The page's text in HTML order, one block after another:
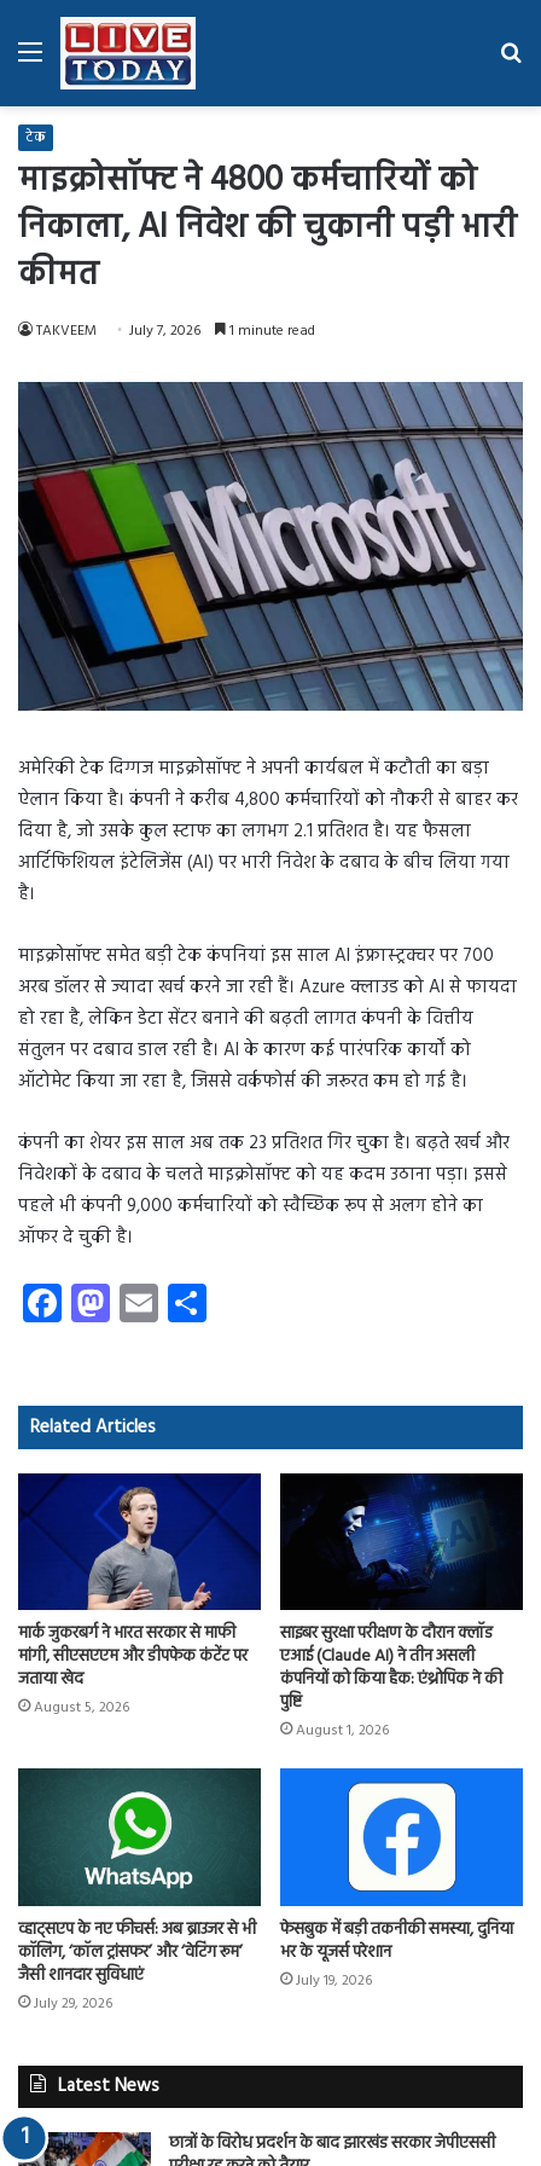
Menu
टेक
माइक्रोसॉफ्ट ने 4800 कर्मचारियों को
निकाला, AI निवेश की चुकानी पड़ी भारी
कीमत
TAKVEEM July 7, 2026 1 minute read
अमेरिकी टेक दिग्गज माइक्रोसॉफ्ट ने अपनी कार्यबल में कटौती का बड़ा
ऐलान किया है। कंपनी ने करीब 4,800 कर्मचारियों को नौकरी से बाहर कर
दिया है, जो उसके कुल स्टाफ का लगभग 2.1 प्रतिशत है। यह फैसला
आर्टिफिशियल इंटेलिजेंस (AI) पर भारी निवेश के दबाव के बीच लिया गया
है।
माइक्रोसॉफ्ट समेत बड़ी टेक कंपनियां इस साल AI इंफ्रास्ट्रक्चर पर 700
अरब डॉलर से ज्यादा खर्च करने जा रही हैं। Azure क्लाउड को AI से फायदा
हो रहा है, लेकिन डेटा सेंटर बनाने की बढ़ती लागत कंपनी के वित्तीय
संतुलन पर दबाव डाल रही है। AI के कारण कई पारंपरिक कार्यों को
ऑटोमेट किया जा रहा है, जिससे वर्कफोर्स की जरूरत कम हो गई है।
कंपनी का शेयर इस साल अब तक 23 प्रतिशत गिर चुका है। बढ़ते खर्च और
निवेशकों के दबाव के चलते माइक्रोसॉफ्ट को यह कदम उठाना पड़ा। इससे
पहले भी कंपनी 9,000 कर्मचारियों को स्वैच्छिक रूप से अलग होने का
ऑफर दे चुकी है।
Fa
ce
o
ok
M
as
d
o
n
E
m
Related Articles
मार्क जुकरबर्ग ने भारत सरकार से माफी
मांगी, सीएसएएम और डीपफेक कंटेंट पर
जताया खेद
August 5, 2026
साइबर सुरक्षा परीक्षण के दौरान क्लॉड
एआई (Claude AI) ने तीन असली
कंपनियों को किया हैक: एंथ्रोपिक ने की
पुष्टि
August 1, 2026
व्हाट्सएप के नए फीचर्स: अब ब्राउजर से भी
कॉलिंग, ‘कॉल ट्रांसफर’ और ‘वेटिंग रूम’
जैसी शानदार सुविधाएं
July 29, 2026
फेसबुक में बड़ी तकनीकी समस्या, दुनिया
भर के यूजर्स परेशान
July 19, 2026
Latest News
छात्रों के विरोध प्रदर्शन के बाद झारखंड सरकार जेपीएससी